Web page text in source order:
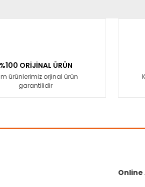
%100 ORİJİNAL ÜRÜN
ürünlerimiz orjinal ürün
garantilidir
Online